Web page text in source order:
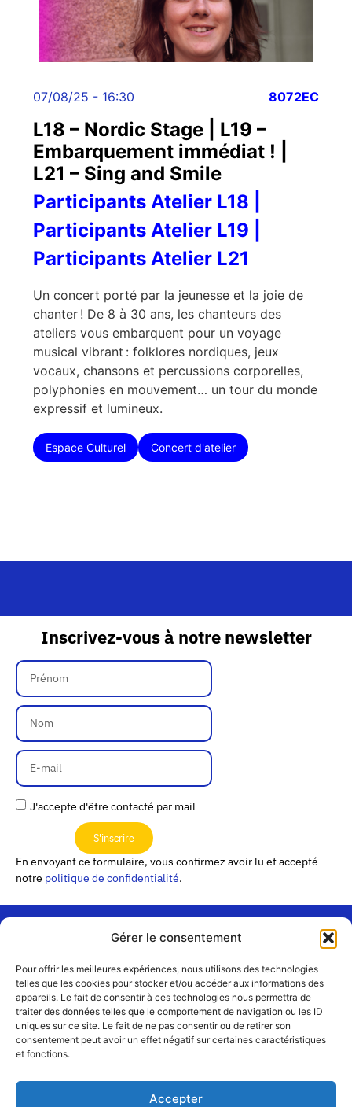
Gérer le consentement
Pour offrir les meilleures expériences, nous utilisons des technologies
telles que les cookies pour stocker et/ou accéder aux informations des
appareils. Le fait de consentir à ces technologies nous permettra de
traiter des données telles que le comportement de navigation ou les ID
uniques sur ce site. Le fait de ne pas consentir ou de retirer son
consentement peut avoir un effet négatif sur certaines caractéristiques
et fonctions.
Accepter
07/08/25 - 16:30 8072EC
L18 – Nordic Stage | L19 –
Embarquement immédiat ! |
L21 – Sing and Smile
Participants Atelier L18 |
Participants Atelier L19 |
Participants Atelier L21
Un concert porté par la jeunesse et la joie de
chanter ! De 8 à 30 ans, les chanteurs des
ateliers vous embarquent pour un voyage
musical vibrant : folklores nordiques, jeux
vocaux, chansons et percussions corporelles,
polyphonies en mouvement… un tour du monde
expressif et lumineux.
Espace Culturel Concert d'atelier
Inscrivez-vous à notre newsletter
J'accepte d'être contacté par mail
S'inscrire
En envoyant ce formulaire, vous confirmez avoir lu et accepté
notre politique de confidentialité.
Contact
Équipe
Mentions
légales
« Les
Passerelles »
24 Avenue
Joannès
Masset
CS51001
cedex 09
+33 4 72 19
Rejoignez-
nous